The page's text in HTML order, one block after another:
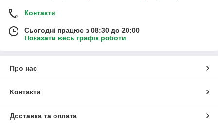
Контакти
Сьогодні працює з 08:30 до 20:00
Показати весь графік роботи
Про нас
Контакти
Доставка та оплата